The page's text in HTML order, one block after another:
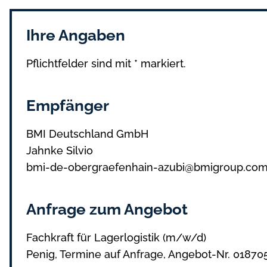
Ihre Angaben
Pflichtfelder sind mit * markiert.
Empfänger
BMI Deutschland GmbH
Jahnke Silvio
bmi-de-obergraefenhain-azubi@bmigroup.com
Anfrage zum Angebot
Fachkraft für Lagerlogistik (m/w/d)
Penig, Termine auf Anfrage, Angebot-Nr.